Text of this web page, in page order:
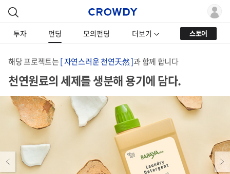
투자 펀딩 모의펀딩 더보기 스토어
해당 프로젝트는[ 자연스러운 천연天然 ]과 함께 합니다
천연원료의 세제를 생분해 용기에 담다.
Previous Next